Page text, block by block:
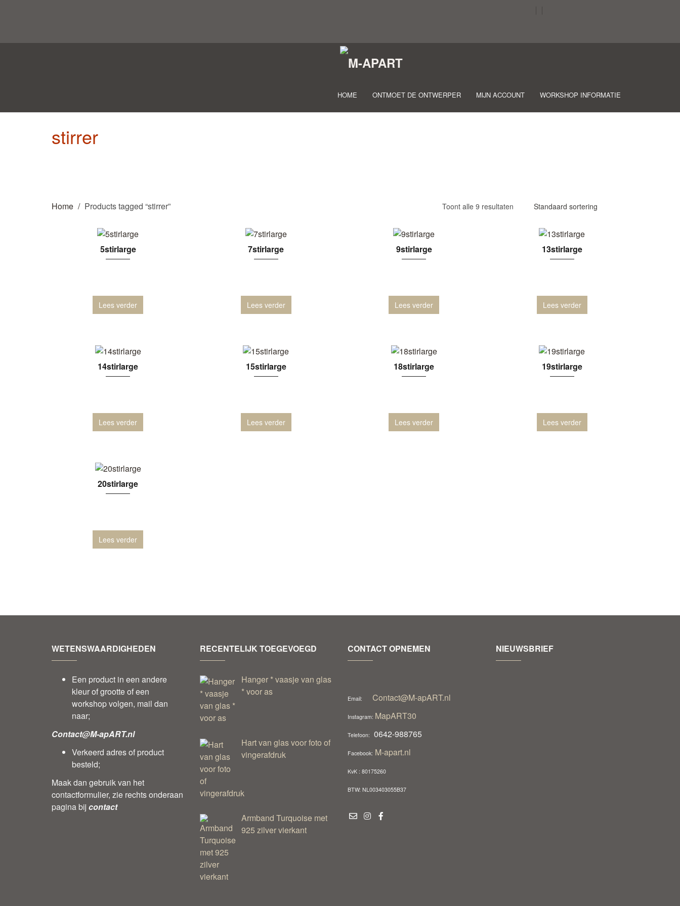
HOME ONTMOET DE ONTWERPER MIJN ACCOUNT WORKSHOP INFORMATIE
stirrer
Home Products tagged “stirrer” Toont alle 9 resultaten
5stirlarge
Lees verder
7stirlarge
Lees verder
9stirlarge
Lees verder
13stirlarge
Lees verder
14stirlarge
Lees verder
15stirlarge
Lees verder
18stirlarge
Lees verder
19stirlarge
Lees verder
20stirlarge
Lees verder
WETENSWAARDIGHEDEN
Een product in een andere
kleur of grootte of een
workshop volgen, mail dan
naar;
Contact@M-apART.nl
Verkeerd adres of product
besteld;
Maak dan gebruik van het
contactformulier, zie rechts onderaan
pagina bij contact
RECENTELIJK TOEGEVOEGD
Hanger * vaasje van glas
* voor as
Hart van glas voor foto of
vingerafdruk
Armband Turquoise met
925 zilver vierkant
CONTACT OPNEMEN
Email: Contact@M-apART.nl
Instagram: MapART30
Telefoon: 0642-988765
Facebook: M-apart.nl
KvK : 80175260
BTW: NL003403055B37
NIEUWSBRIEF